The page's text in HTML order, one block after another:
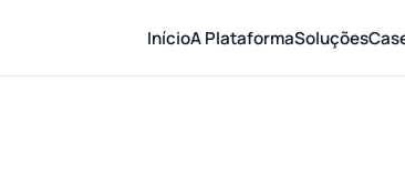
InícioA PlataformaSoluções